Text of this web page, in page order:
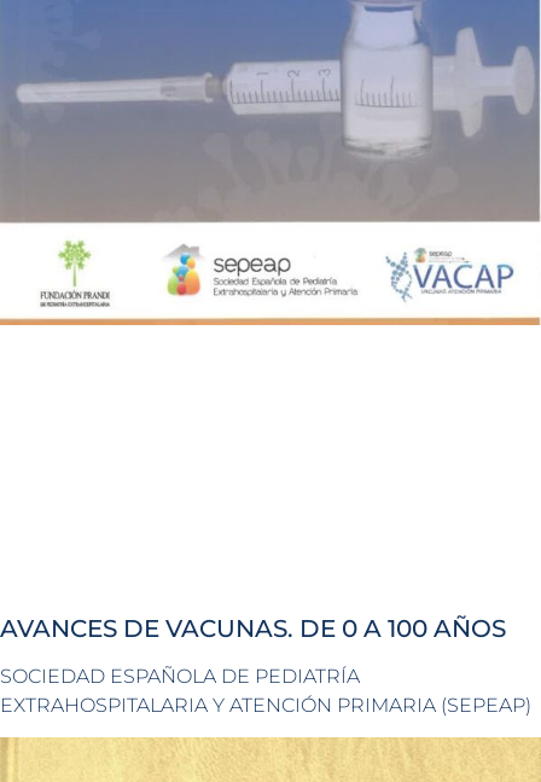
AVANCES DE VACUNAS. DE 0 A 100 AÑOS
SOCIEDAD ESPAÑOLA DE PEDIATRÍA
EXTRAHOSPITALARIA Y ATENCIÓN PRIMARIA (SEPEAP)